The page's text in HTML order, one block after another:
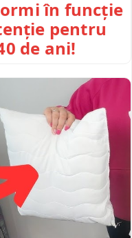
în funcție
pentru
de ani!